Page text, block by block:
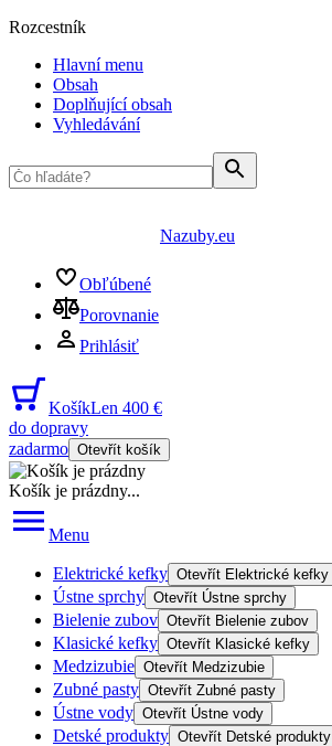
Rozcestník
Hlavní menu
Obsah
Doplňující obsah
Vyhledávání
Nazuby.eu
Obľúbené
Porovnanie
Prihlásiť
KošíkLen 400 €
do dopravy
zadarmo Otevřít košík
Košík je prázdny...
Menu
Elektrické kefky Otevřít Elektrické kefky
Ústne sprchy Otevřít Ústne sprchy
Bielenie zubov Otevřít Bielenie zubov
Klasické kefky Otevřít Klasické kefky
Medzizubie Otevřít Medzizubie
Zubné pasty Otevřít Zubné pasty
Ústne vody Otevřít Ústne vody
Detské produkty Otevřít Detské produkty